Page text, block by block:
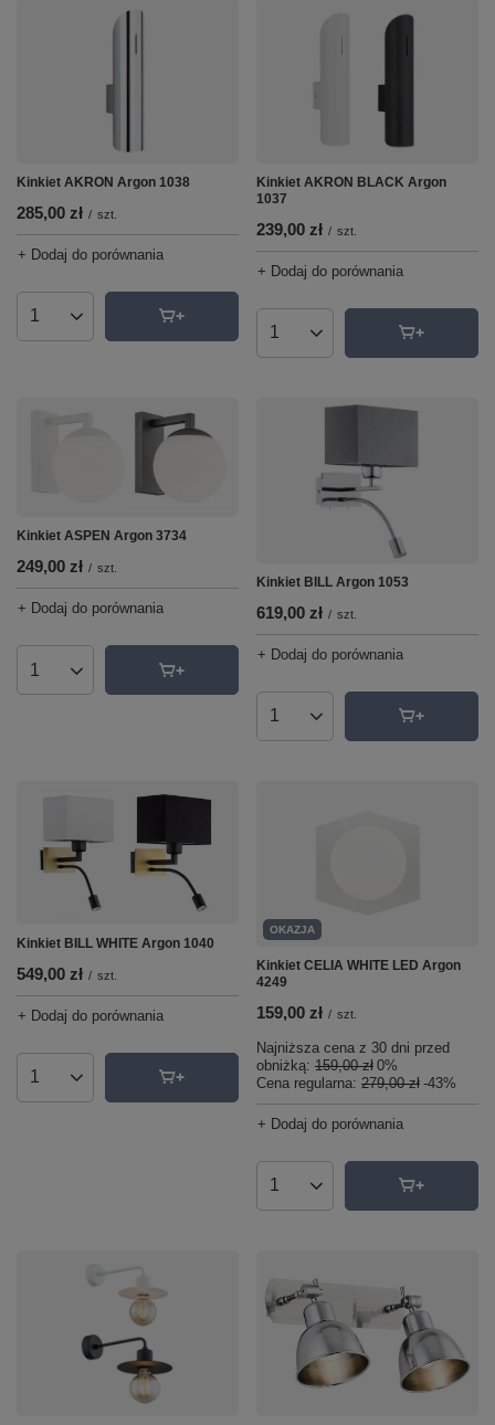
Kinkiet AKRON Argon 1038
285,00 zł / szt.
+ Dodaj do porównania
Ilość produktów
Kinkiet AKRON BLACK Argon
1037
239,00 zł / szt.
+ Dodaj do porównania
Ilość produktów
Kinkiet ASPEN Argon 3734
249,00 zł / szt.
+ Dodaj do porównania
Ilość produktów
Kinkiet BILL Argon 1053
619,00 zł / szt.
+ Dodaj do porównania
Ilość produktów
Kinkiet BILL WHITE Argon 1040
549,00 zł / szt.
+ Dodaj do porównania
Ilość produktów
OKAZJA
Kinkiet CELIA WHITE LED Argon
4249
159,00 zł / szt.
Najniższa cena z 30 dni przed
obniżką: 159,00 zł 0%
Cena regularna: 279,00 zł -43%
+ Dodaj do porównania
Ilość produktów